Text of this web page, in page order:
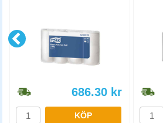
686.30 kr
KÖP